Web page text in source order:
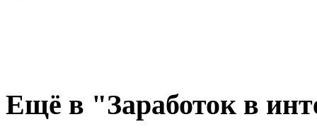
Ещё в "Заработок в